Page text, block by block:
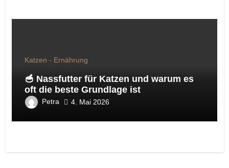
Katzen - Ernährung
🥣 Nassfutter für Katzen und warum es
oft die beste Grundlage ist
Petra 4. Mai 2026